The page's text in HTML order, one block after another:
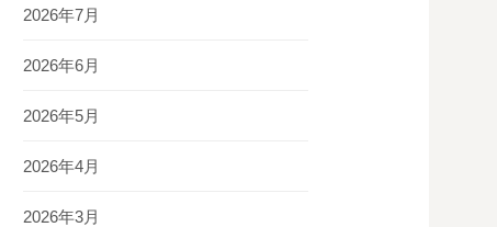
2026年7月
2026年6月
2026年5月
2026年4月
2026年3月